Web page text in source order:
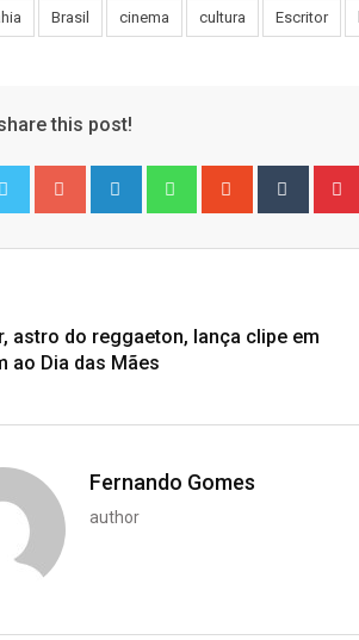
Brasil cinema cultura Escritor
this post!
Google+ LinkedIn WhatsappStumbleUpon
Tumblr
astro do reggaeton, lança clipe em
ao Dia das Mães
Fernando Gomes
author